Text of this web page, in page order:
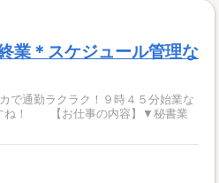
業＊スケジュール管理な
で通勤ラクラク！９時４５分始業な
ね！ 【お仕事の内容】▼秘書業